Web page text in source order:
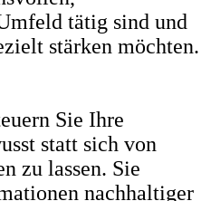
tätig sind und
stärken möchten.
Sie Ihre
statt sich von
zu lassen. Sie
nachhaltiger